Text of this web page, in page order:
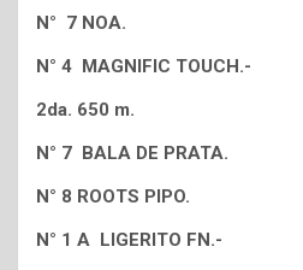
N° 7 NOA.
N° 4 MAGNIFIC TOUCH.-
2da. 650 m.
N° 7 BALA DE PRATA.
N° 8 ROOTS PIPO.
N° 1 A LIGERITO FN.-